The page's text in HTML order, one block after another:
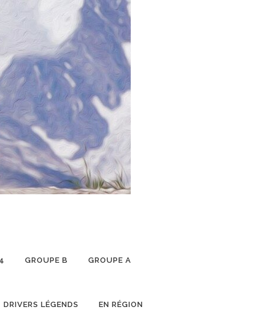
GROUPE B GROUPE A
DRIVERS LÉGENDS EN RÉGION